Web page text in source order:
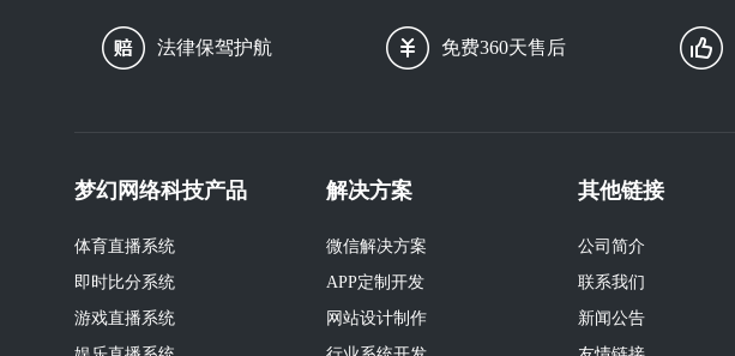
法律保驾护航 免费360天售后
梦幻网络科技产品
体育直播系统
即时比分系统
游戏直播系统
解决方案
微信解决方案
APP定制开发
网站设计制作
其他链接
公司简介
联系我们
新闻公告